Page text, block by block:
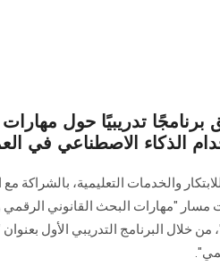
تدريبيًا حول
الذكاء الاصطناعي في
والخدمات التعليمية، بالشراكة مع
مسار "مهارات البحث القانوني الرقمي
خلال البرنامج التدريبي الأول